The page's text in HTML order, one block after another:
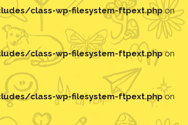
class-wp-filesystem-ftpext.phpon
class-wp-filesystem-ftpext.phpon
class-wp-filesystem-ftpext.phpon